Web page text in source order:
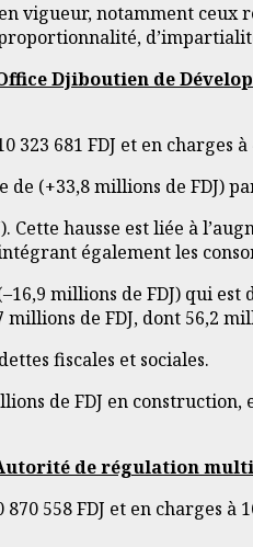
vigueur, notamment
Djiboutien de
681 FDJ et en charges à
(+33,8 millions de FDJ)
hausse est liée à
également les
millions de FDJ) qui
de FDJ, dont 56,2
fiscales et sociales.
de FDJ en
de régulation
558 FDJ et en charges